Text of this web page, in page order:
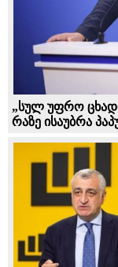
„სულ უფრო
რაზე ისაუბრა